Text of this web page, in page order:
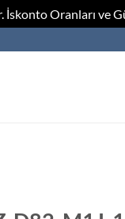
İskonto Oranları